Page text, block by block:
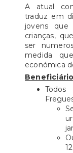
A atual
traduz em
jovens
crianças,
ser
medida
económica